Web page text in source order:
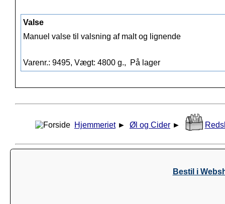
Valse
Manuel valse til valsning af malt og lignende
Varenr.: 9495, Vægt: 4800 g., På lager
Hjemmeriet ► Øl og Cider ►
Bestil i